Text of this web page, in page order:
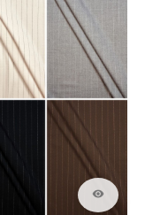
visibility